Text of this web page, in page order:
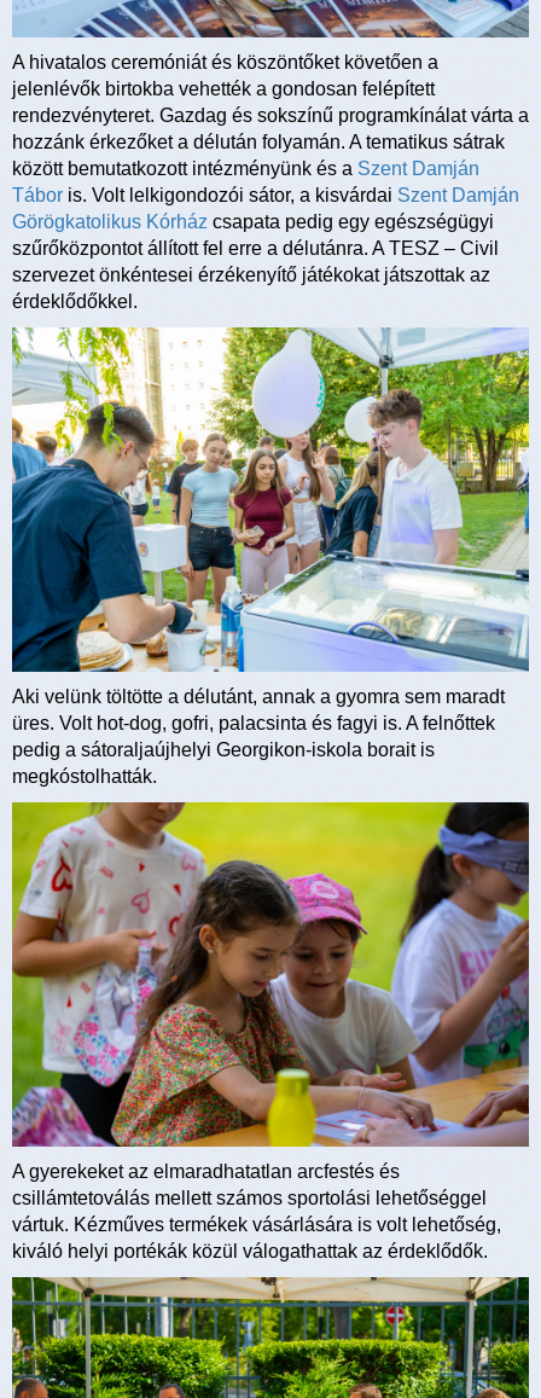
A hivatalos ceremóniát és köszöntőket követően a
jelenlévők birtokba vehették a gondosan felépített
rendezvényteret. Gazdag és sokszínű programkínálat várta a
hozzánk érkezőket a délután folyamán. A tematikus sátrak
között bemutatkozott intézményünk és a Szent Damján
Tábor is. Volt lelkigondozói sátor, a kisvárdai Szent Damján
Görögkatolikus Kórház csapata pedig egy egészségügyi
szűrőközpontot állított fel erre a délutánra. A TESZ – Civil
szervezet önkéntesei érzékenyítő játékokat játszottak az
érdeklődőkkel.
Aki velünk töltötte a délutánt, annak a gyomra sem maradt
üres. Volt hot-dog, gofri, palacsinta és fagyi is. A felnőttek
pedig a sátoraljaújhelyi Georgikon-iskola borait is
megkóstolhatták.
A gyerekeket az elmaradhatatlan arcfestés és
csillámtetoválás mellett számos sportolási lehetőséggel
vártuk. Kézműves termékek vásárlására is volt lehetőség,
kiváló helyi portékák közül válogathattak az érdeklődők.